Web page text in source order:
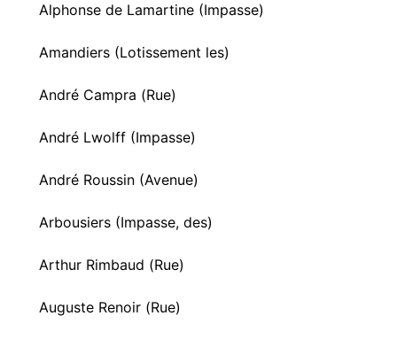
Alphonse de Lamartine (Impasse)
Amandiers (Lotissement les)
André Campra (Rue)
André Lwolff (Impasse)
André Roussin (Avenue)
Arbousiers (Impasse, des)
Arthur Rimbaud (Rue)
Auguste Renoir (Rue)